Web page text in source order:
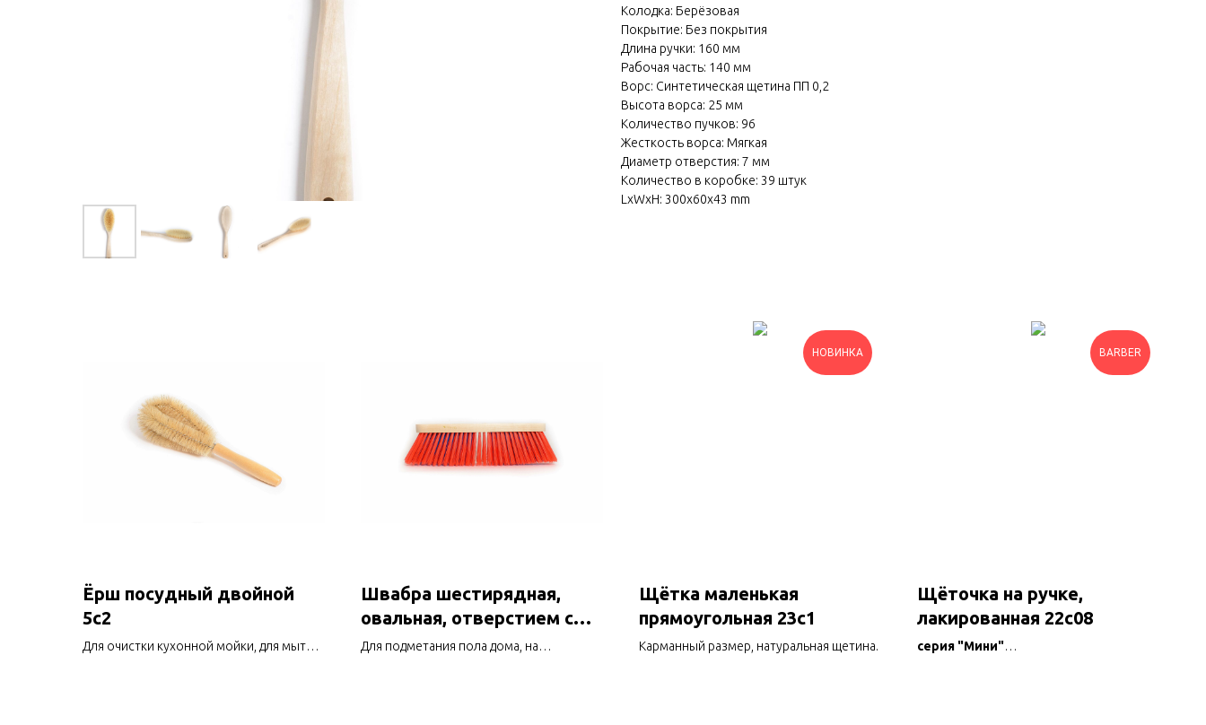
Колодка: Берёзовая
Покрытие: Без покрытия
Длина ручки: 160 мм
Рабочая часть: 140 мм
Ворс: Синтетическая щетина ПП 0,2
Высота ворса: 25 мм
Количество пучков: 96
Жесткость ворса: Мягкая
Диаметр отверстия: 7 мм
Количество в коробке: 39 штук
LxWxH: 300x60x43 mm
Ёрш посудный двойной
5с2
Для очистки кухонной мойки, для мытья
Швабра шестирядная,
овальная, отверстием с
резьбой. 05с4р
Для подметания пола дома, на
НОВИНКА
Щётка маленькая
прямоугольная 23с1
Карманный размер, натуральная щетина.
BARBER
Щёточка на ручке,
лакированная 22с08
серия "Мини"